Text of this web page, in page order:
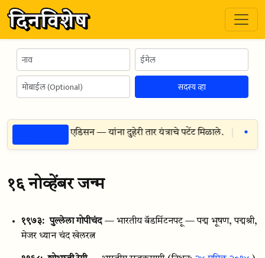
सदस्य व्हा
— थॉमस एडिसन — यांना दुहेरी तार यंत्राचे पटेंट मिळाले.
१६ नोव्हेंबर जन्म
१९७३: पुल्लेला गोपीचंद — भारतीय बॅडमिंटनपटू — पद्म भूषण, पद्मश्री,
मेजर ध्यान चंद खेलरत्न